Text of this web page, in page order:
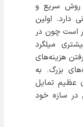
روش سریع و
دارد. اولین
است چون در
میلگرد
هزینه‌های
بزرگ. به
عظیم تمایل
در سازه خود